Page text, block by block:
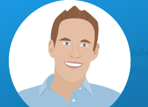
Direkt zum Inhalt